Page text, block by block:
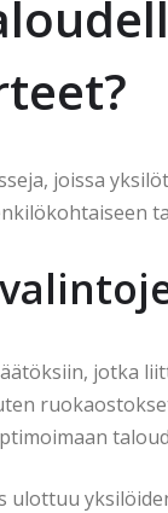
joissa
jotka
ulottuu